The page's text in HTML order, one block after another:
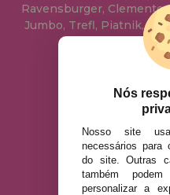
Ravensburger,
Jumbo, Trefl, Piatnik,
POLÍTICA
POLÍTICA
Nós
Nosso site
necessários para
do site. Outras
também
personalizar a